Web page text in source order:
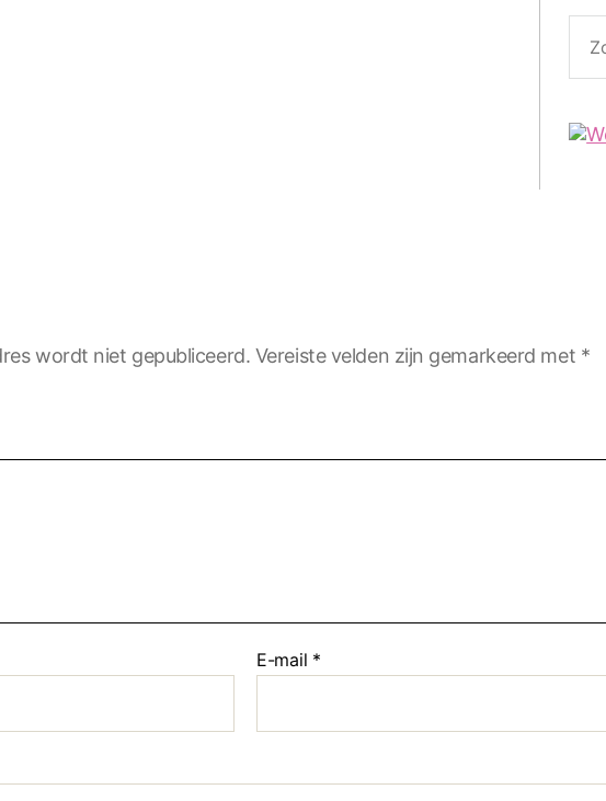
naar:
wordt niet gepubliceerd. Vereiste velden zijn gemarkeerd met *
E-mail *